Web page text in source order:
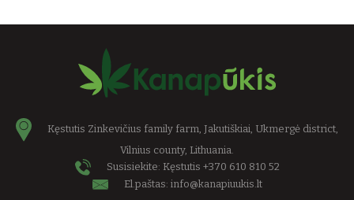
Kęstutis Zinkevičius family farm, Jakutiškiai, Ukmergė district,
Vilnius county, Lithuania.
Susisiekite: Kęstutis +370 610 810 52
El.paštas: info@kanapiuukis.lt